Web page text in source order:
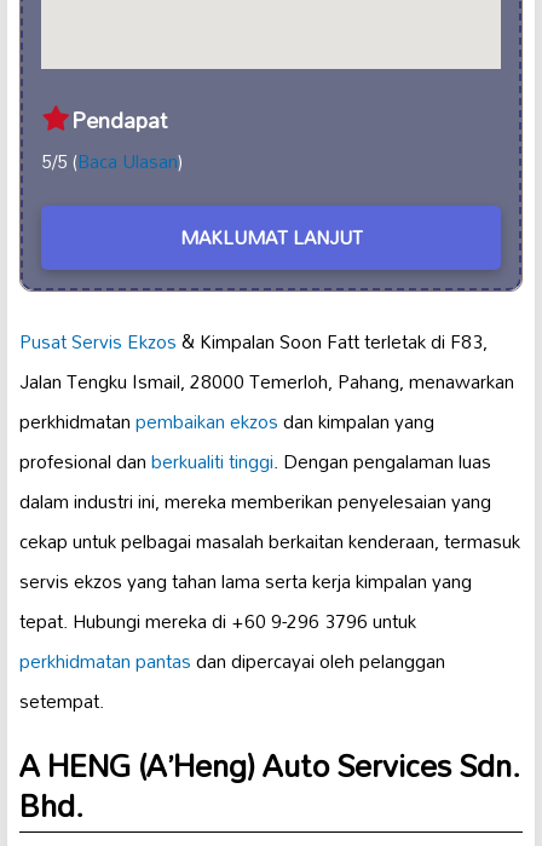
Pendapat
5/5 (Baca Ulasan)
MAKLUMAT LANJUT
Pusat Servis Ekzos& Kimpalan Soon Fatt terletak di F83,
Jalan Tengku Ismail, 28000 Temerloh, Pahang, menawarkan
perkhidmatanpembaikan ekzosdan kimpalan yang
profesional danberkualiti tinggi. Dengan pengalaman luas
dalam industri ini, mereka memberikan penyelesaian yang
cekap untuk pelbagai masalah berkaitan kenderaan, termasuk
servis ekzos yang tahan lama serta kerja kimpalan yang
tepat. Hubungi mereka di +60 9-296 3796 untuk
perkhidmatan pantasdan dipercayai oleh pelanggan
setempat.
A HENG (A’Heng) Auto Services Sdn.
Bhd.